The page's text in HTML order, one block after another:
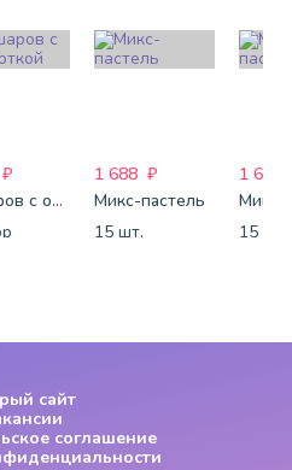
₽
25 шаров с обработкой
1 688 ₽
Микс-пастель
15 шт.
1 688
Микс-
15 шт.
сайт
соглашение